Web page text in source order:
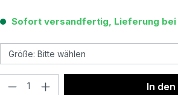
Sofort versandfertig, Lieferung bei
Produkt Anzahl: Gib In